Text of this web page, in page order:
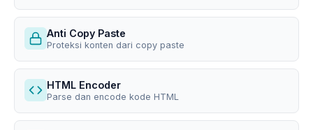
Anti Copy Paste
Proteksi konten dari copy paste
HTML Encoder
Parse dan encode kode HTML